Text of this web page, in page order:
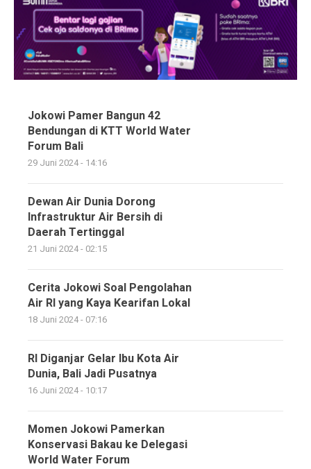
Jokowi Pamer Bangun 42
Bendungan di KTT World Water
Forum Bali
29 Juni 2024 - 14:16
Dewan Air Dunia Dorong
Infrastruktur Air Bersih di
Daerah Tertinggal
21 Juni 2024 - 02:15
Cerita Jokowi Soal Pengolahan
Air RI yang Kaya Kearifan Lokal
18 Juni 2024 - 07:16
RI Diganjar Gelar Ibu Kota Air
Dunia, Bali Jadi Pusatnya
16 Juni 2024 - 10:17
Momen Jokowi Pamerkan
Konservasi Bakau ke Delegasi
World Water Forum